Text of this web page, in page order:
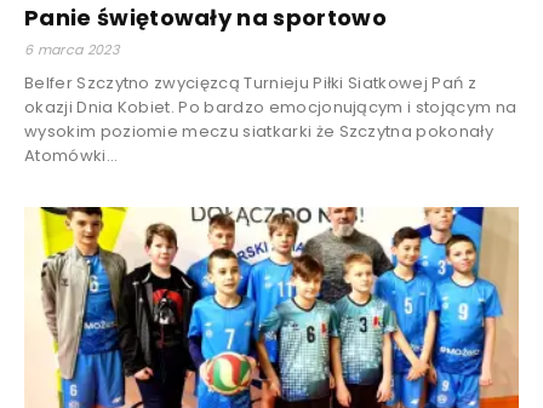
Panie świętowały na sportowo
6 marca 2023
Belfer Szczytno zwycięzcą Turnieju Piłki Siatkowej Pań z
okazji Dnia Kobiet. Po bardzo emocjonującym i stojącym na
wysokim poziomie meczu siatkarki że Szczytna pokonały
Atomówki...